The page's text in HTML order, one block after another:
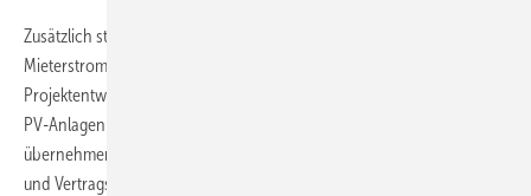
Zusätzlich stellte Node Energy ein Starterpaket für
Mieterstromprojekte vor. Es richtet sich an Installationsbetriebe,
Projektentwickler und Contractoren, die neben der Errichtung von
PV-Anlagen künftig auch deren Betrieb und die Stromlieferung
übernehmen möchten. Wirtschaftlichkeitsanalysen, Messkonzepte
und Vertragsvorlagen sollen den Einstieg in dieses zunehmend